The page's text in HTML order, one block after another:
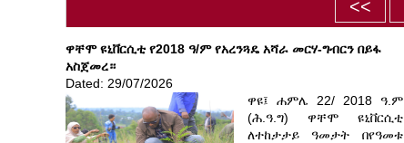
ዋቸሞ ዩኒቨርሲቲ የ2018 ዓ/ም የአረንጓዴ አሻራ መርሃ-ግብርን በይፋ
አስጀመረ።
Dated: 29/07/2026
ዋዩ፤ ሐምሌ 22/ 2018 ዓ.ም
(ሕ.ዓ.ግ) ዋቸሞ ዩኒቨርሲቲ
ለተከታታይ ዓመታት በየዓመቱ